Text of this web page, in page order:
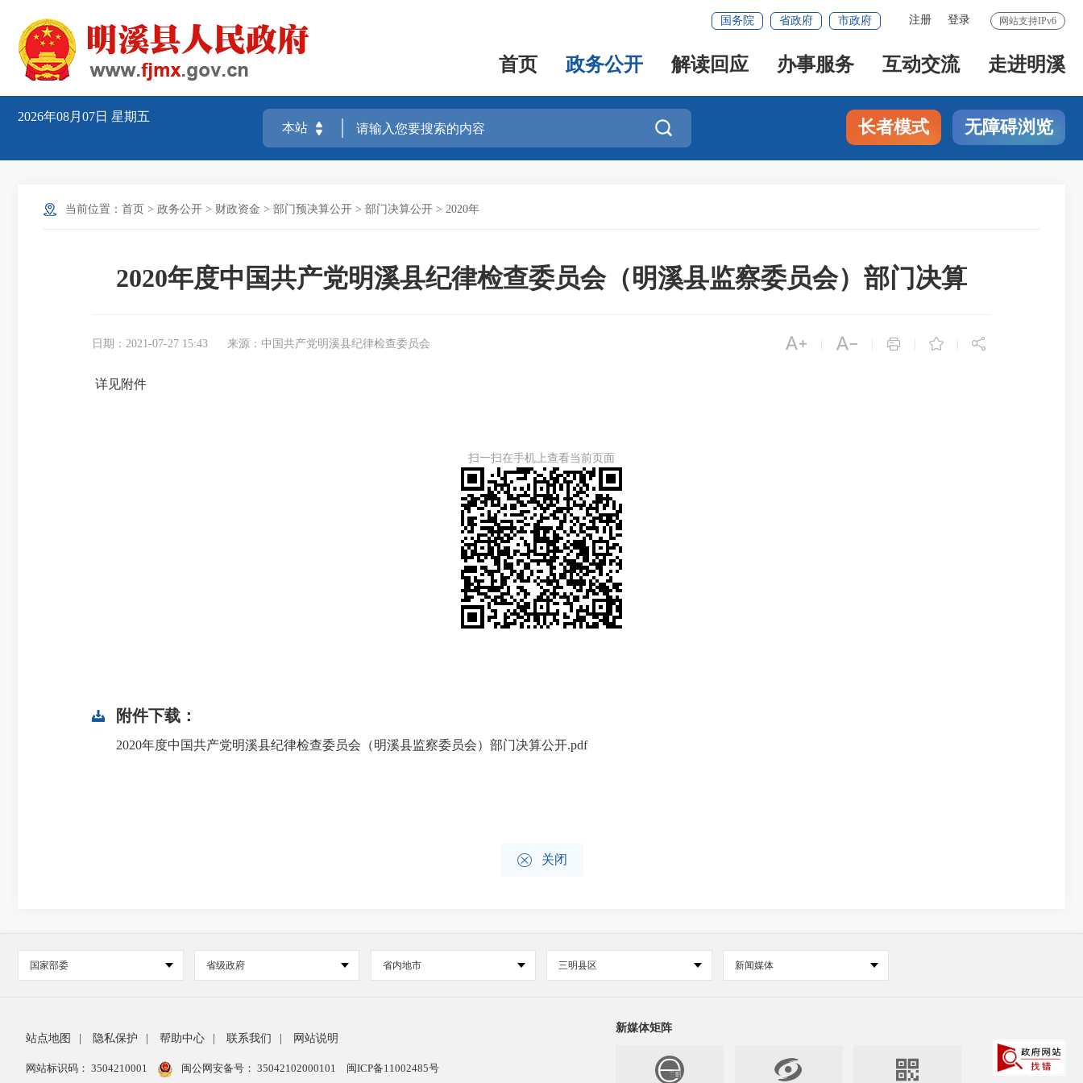
网站支持IPv6
注册 登录
国务院 省政府 市政府
首页 政务公开 解读回应 办事服务 互动交流 走进明溪
2026年08月07日 星期五
 长者模式 无障碍浏览
当前位置： 首页 > 政务公开 > 财政资金 > 部门预决算公开 > 部门决算公开 > 2020年
2020年度中国共产党明溪县纪律检查委员会（明溪县监察委员会）部门决算
日期：2021-07-27 15:43 来源：中国共产党明溪县纪律检查委员会     
详见附件
扫一扫在手机上查看当前页面
附件下载：
2020年度中国共产党明溪县纪律检查委员会（明溪县监察委员会）部门决算公开.pdf
 关闭
国家部委 省级政府 省内地市 三明县区 新闻媒体
站点地图 隐私保护 帮助中心 联系我们 网站说明
网站标识码： 3504210001 闽公网安备号： 35042102000101 闽ICP备11002485号
新媒体矩阵
 